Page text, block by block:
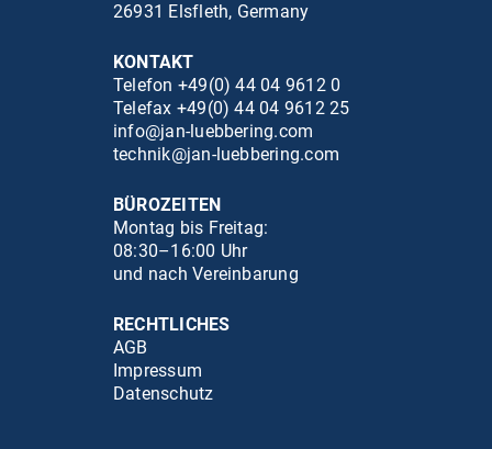
26931 Elsfleth, Germany
KONTAKT
Telefon +49(0) 44 04 9612 0
Telefax +49(0) 44 04 9612 25
info@jan-luebbering.com
technik@jan-luebbering.com
BÜROZEITEN
Montag bis Freitag:
08:30–16:00 Uhr
und nach Vereinbarung
RECHTLICHES
AGB
Impressum
Datenschutz